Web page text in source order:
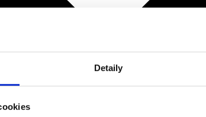
Detaily